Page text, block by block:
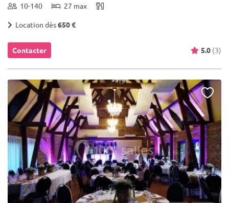
10-140 27 max
Location dès650 €
Contacter 5.0 (3)